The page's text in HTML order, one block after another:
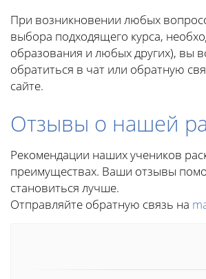
При возникновении любых
выбора подходящего курса,
образования и любых других), вы
обратиться в чат или обратную
сайте.
Отзывы о нашей
Рекомендации наших учеников
преимуществах. Ваши отзывы
становиться лучше.
Отправляйте обратную связь на